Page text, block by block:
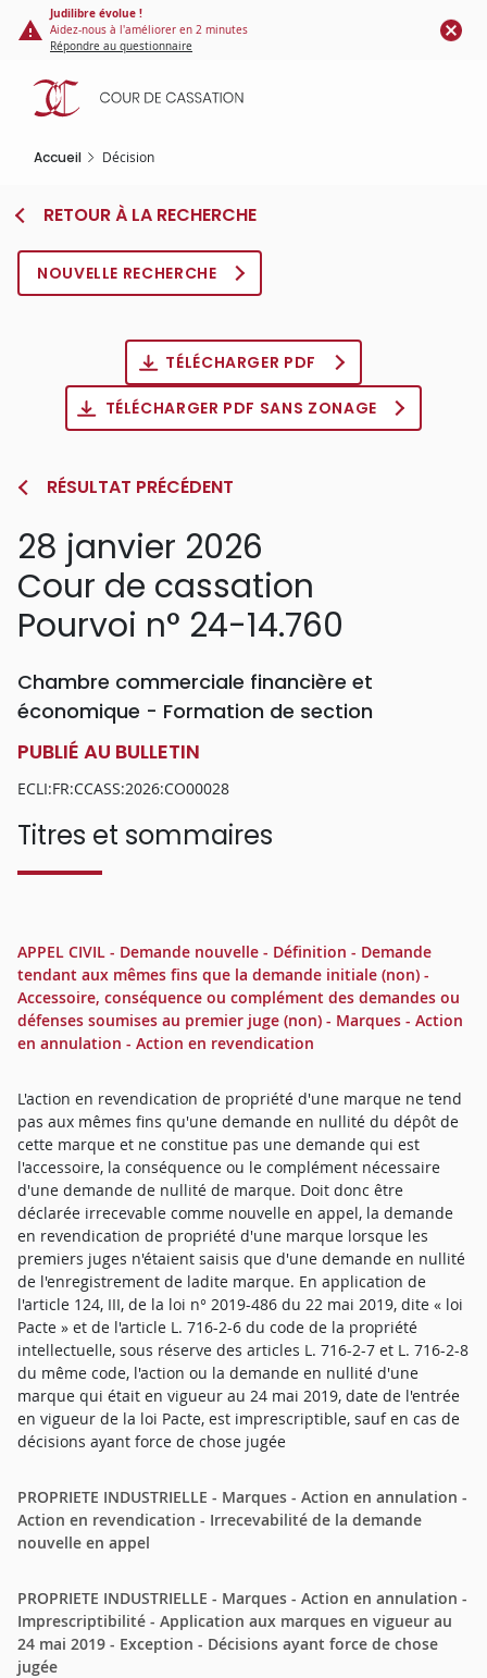
Panneau de gestion des cookies
contenu
principal
Judilibre évolue !
Aidez-nous à l'améliorer en 2 minutes
Répondre au questionnaire
Accueil Décision
RETOUR À LA RECHERCHE
NOUVELLE RECHERCHE
TÉLÉCHARGER PDF
TÉLÉCHARGER PDF SANS ZONAGE
RÉSULTAT PRÉCÉDENT
28 janvier 2026
Cour de cassation
Pourvoi n° 24-14.760
Chambre commerciale financière et
économique - Formation de section
PUBLIÉ AU BULLETIN
ECLI:FR:CCASS:2026:CO00028
Titres et sommaires
APPEL CIVIL - Demande nouvelle - Définition - Demande
tendant aux mêmes fins que la demande initiale (non) -
Accessoire, conséquence ou complément des demandes ou
défenses soumises au premier juge (non) - Marques - Action
en annulation - Action en revendication
L'action en revendication de propriété d'une marque ne tend
pas aux mêmes fins qu'une demande en nullité du dépôt de
cette marque et ne constitue pas une demande qui est
l'accessoire, la conséquence ou le complément nécessaire
d'une demande de nullité de marque. Doit donc être
déclarée irrecevable comme nouvelle en appel, la demande
en revendication de propriété d'une marque lorsque les
premiers juges n'étaient saisis que d'une demande en nullité
de l'enregistrement de ladite marque. En application de
l'article 124, III, de la loi n° 2019-486 du 22 mai 2019, dite « loi
Pacte » et de l'article L. 716-2-6 du code de la propriété
intellectuelle, sous réserve des articles L. 716-2-7 et L. 716-2-8
du même code, l'action ou la demande en nullité d'une
marque qui était en vigueur au 24 mai 2019, date de l'entrée
en vigueur de la loi Pacte, est imprescriptible, sauf en cas de
décisions ayant force de chose jugée
PROPRIETE INDUSTRIELLE - Marques - Action en annulation -
Action en revendication - Irrecevabilité de la demande
nouvelle en appel
PROPRIETE INDUSTRIELLE - Marques - Action en annulation -
Imprescriptibilité - Application aux marques en vigueur au
24 mai 2019 - Exception - Décisions ayant force de chose
jugée